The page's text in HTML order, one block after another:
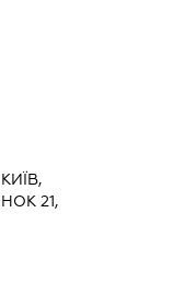
21,